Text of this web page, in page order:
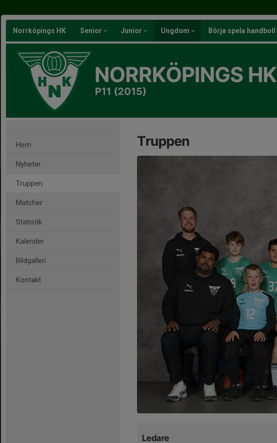
Norrköpings HK Senior Junior Ungdom Börja spela handboll
NORRKÖPINGS HK
P11 (2015)
Hem
Nyheter
Truppen
Matcher
Statistik
Kalender
Bildgalleri
Kontakt
Truppen
Ledare